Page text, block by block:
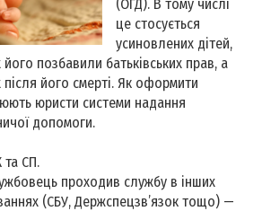
(ОГД). В тому числі
це стосується
усиновлених дітей,
позбавили батьківських прав, а
його смерті. Як оформити
юристи системи надання
допомоги.
та СП.
проходив службу в інших
(СБУ, Держспецзв’язок тощо) —